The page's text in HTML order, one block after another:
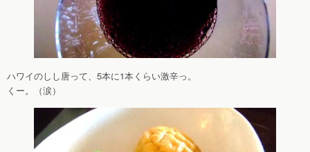
ハワイのしし唐って、5本に1本くらい激辛っ。
くー。（涙）